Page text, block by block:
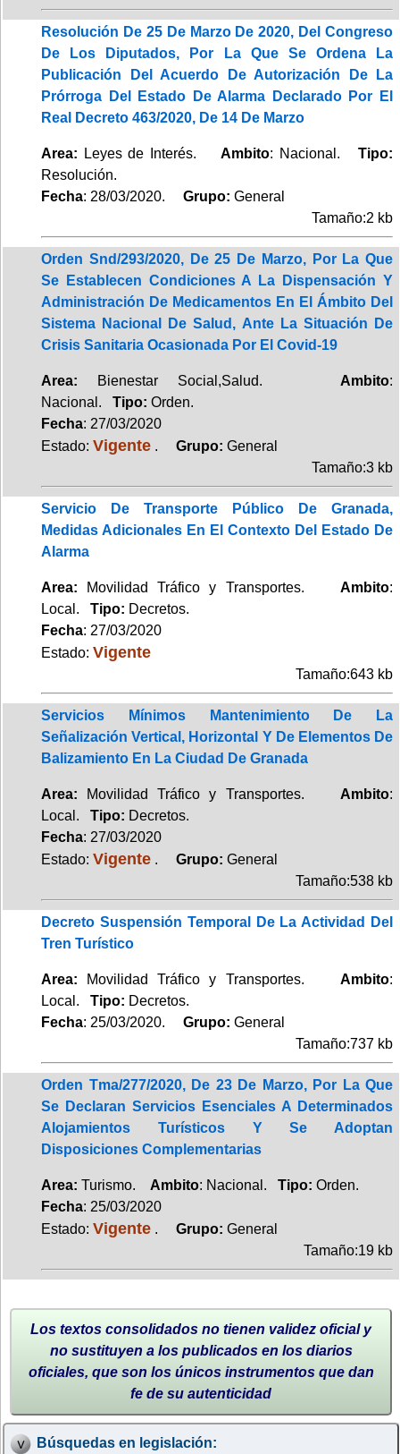
Resolución De 25 De Marzo De 2020, Del Congreso
De Los Diputados, Por La Que Se Ordena La
Publicación Del Acuerdo De Autorización De La
Prórroga Del Estado De Alarma Declarado Por El
Real Decreto 463/2020, De 14 De Marzo
Area: Leyes de Interés.Ambito: Nacional.Tipo:
Resolución.
Fecha: 28/03/2020. Grupo: General
Tamaño:2 kb
Orden Snd/293/2020, De 25 De Marzo, Por La Que
Se Establecen Condiciones A La Dispensación Y
Administración De Medicamentos En El Ámbito Del
Sistema Nacional De Salud, Ante La Situación De
Crisis Sanitaria Ocasionada Por El Covid-19
Area: Bienestar Social,Salud. Ambito:
Nacional. Tipo: Orden.
Fecha: 27/03/2020
Estado: Vigente . Grupo: General
Tamaño:3 kb
Servicio De Transporte Público De Granada,
Medidas Adicionales En El Contexto Del Estado De
Alarma
Area: Movilidad Tráfico y Transportes. Ambito:
Local. Tipo: Decretos.
Fecha: 27/03/2020
Estado: Vigente
Tamaño:643 kb
Servicios Mínimos Mantenimiento De La
Señalización Vertical, Horizontal Y De Elementos De
Balizamiento En La Ciudad De Granada
Area: Movilidad Tráfico y Transportes. Ambito:
Local. Tipo: Decretos.
Fecha: 27/03/2020
Estado: Vigente . Grupo: General
Tamaño:538 kb
Decreto Suspensión Temporal De La Actividad Del
Tren Turístico
Area: Movilidad Tráfico y Transportes. Ambito:
Local. Tipo: Decretos.
Fecha: 25/03/2020. Grupo: General
Tamaño:737 kb
Orden Tma/277/2020, De 23 De Marzo, Por La Que
Se Declaran Servicios Esenciales A Determinados
Alojamientos Turísticos Y Se Adoptan
Disposiciones Complementarias
Area: Turismo. Ambito: Nacional. Tipo: Orden.
Fecha: 25/03/2020
Estado: Vigente . Grupo: General
Tamaño:19 kb
Los textos consolidados no tienen validez oficial y
no sustituyen a los publicados en los diarios
oficiales, que son los únicos instrumentos que dan
fe de su autenticidad
Búsquedas en legislación: